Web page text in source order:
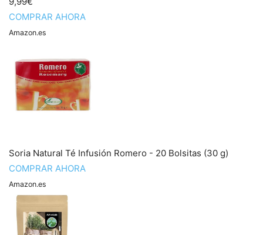
COMPRAR AHORA
Amazon.es
Soria Natural Té Infusión Romero - 20 Bolsitas (30 g)
COMPRAR AHORA
Amazon.es